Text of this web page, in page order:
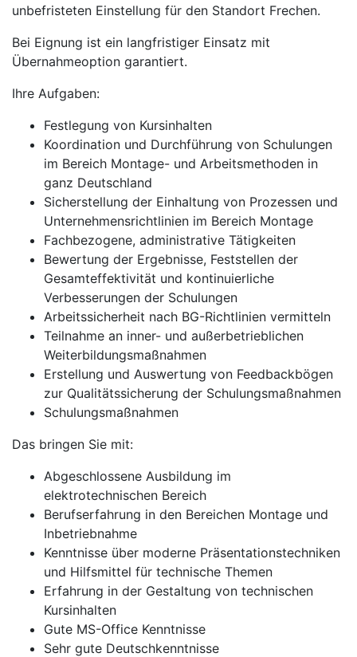
unbefristeten Einstellung für den Standort Frechen.
Bei Eignung ist ein langfristiger Einsatz mit
Übernahmeoption garantiert.
Ihre Aufgaben:
Festlegung von Kursinhalten
Koordination und Durchführung von Schulungen
im Bereich Montage- und Arbeitsmethoden in
ganz Deutschland
Sicherstellung der Einhaltung von Prozessen und
Unternehmensrichtlinien im Bereich Montage
Fachbezogene, administrative Tätigkeiten
Bewertung der Ergebnisse, Feststellen der
Gesamteffektivität und kontinuierliche
Verbesserungen der Schulungen
Arbeitssicherheit nach BG-Richtlinien vermitteln
Teilnahme an inner- und außerbetrieblichen
Weiterbildungsmaßnahmen
Erstellung und Auswertung von Feedbackbögen
zur Qualitätssicherung der Schulungsmaßnahmen
Schulungsmaßnahmen
Das bringen Sie mit:
Abgeschlossene Ausbildung im
elektrotechnischen Bereich
Berufserfahrung in den Bereichen Montage und
Inbetriebnahme
Kenntnisse über moderne Präsentationstechniken
und Hilfsmittel für technische Themen
Erfahrung in der Gestaltung von technischen
Kursinhalten
Gute MS-Office Kenntnisse
Sehr gute Deutschkenntnisse